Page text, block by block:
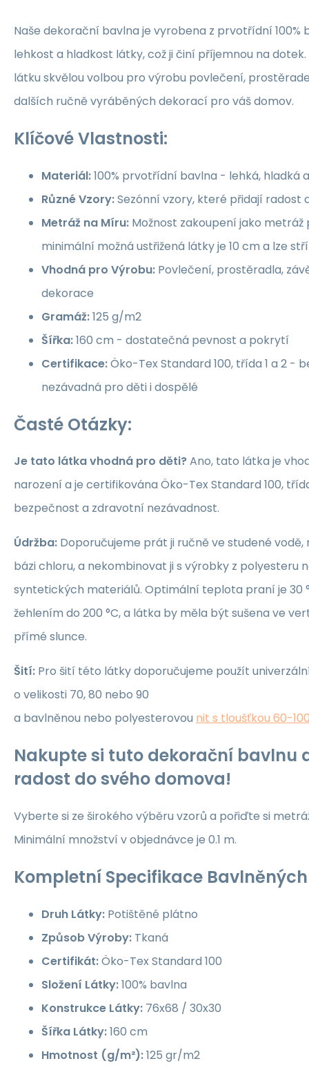
Naše dekorační bavlna je vyrobena z prvotřídní 100%
lehkost a hladkost látky, což ji činí příjemnou na
látku skvělou volbou pro výrobu povlečení,
dalších ručně vyráběných dekorací pro váš domov.
Klíčové Vlastnosti:
Materiál:100% prvotřídní bavlna - lehká, hladká
Různé Vzory:Sezónní vzory, které přidají radost
Metráž na Míru: Možnost zakoupení jako
minimální možná ustřižená látky je 10 cm a lze
Vhodná pro Výrobu: Povlečení, prostěradla,
dekorace
Gramáž:125 g/m2
Šířka:160 cm - dostatečná pevnost a pokrytí
Certifikace:Öko-Tex Standard 100, třída 1 a 2 -
nezávadná pro děti i dospělé
Časté Otázky:
Je tato látka vhodná pro děti?Ano, tato látka je
narození a je certifikována Öko-Tex Standard 100,
bezpečnost a zdravotní nezávadnost.
Údržba: Doporučujeme prát ji ručně ve studené
bázi chloru, a nekombinovat ji s výrobky z polyesteru
syntetických materiálů. Optimální teplota praní je 30
žehlením do 200 °C, a látka by měla být sušena ve
přímé slunce.
Šití: Pro šití této látky doporučujeme použít
o velikosti 70, 80 nebo 90
a bavlněnou nebo polyesterovou nit s tloušťkou 60-
Nakupte si tuto dekorační bavlnu
radost do svého domova!
Vyberte si ze širokého výběru vzorů a pořiďte si
Minimální množství v objednávce je 0.1 m.
Kompletní Specifikace
Druh Látky: Potištěné plátno
Způsob Výroby: Tkaná
Certifikát:Öko-Tex Standard 100
Složení Látky:100% bavlna
Konstrukce Látky: 76x68 / 30x30
Šířka Látky:160 cm
Hmotnost (g/m²):125 gr/m2